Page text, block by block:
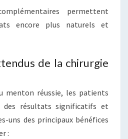
permettent
encore plus naturels et
de la chirurgie
menton réussie, les patients
des résultats significatifs et
uns des principaux bénéfices
: